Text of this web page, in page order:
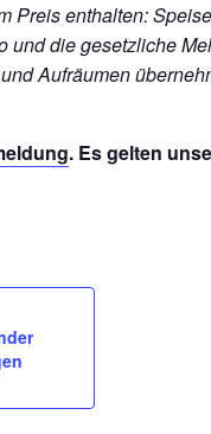
Preis enthalten:
und die gesetzliche
Aufräumen
. Es gelten